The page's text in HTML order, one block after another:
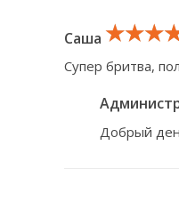
Саша
Супер бритва,
Добрый